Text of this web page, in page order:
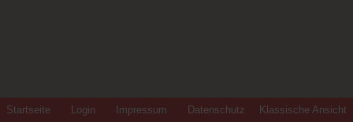
Startseite Login Impressum Datenschutz Klassische Ansicht